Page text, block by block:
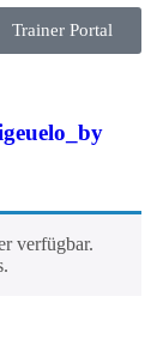
Trainer Portal
verfügbar.